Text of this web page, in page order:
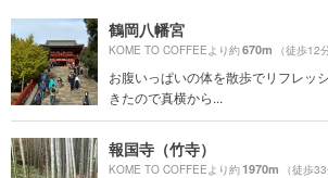
鶴岡八幡宮
KOME TO COFFEEより約670m （徒歩12
お腹いっぱいの体を散歩でリフレッ
きたので真横から...
報国寺（竹寺）
KOME TO COFFEEより約1970m （徒歩33